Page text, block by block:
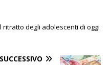
ritratto degli adolescenti di oggi
SUCCESSIVO